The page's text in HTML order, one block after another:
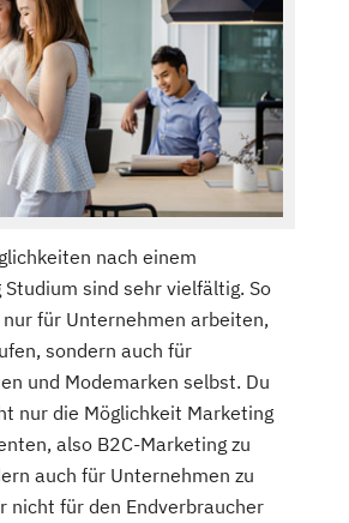
nach einem
sind sehr vielfältig. So
für Unternehmen arbeiten,
sondern auch für
und Modemarken selbst. Du
nur die Möglichkeit Marketing
also B2C-Marketing zu
auch für Unternehmen zu
nicht für den Endverbraucher